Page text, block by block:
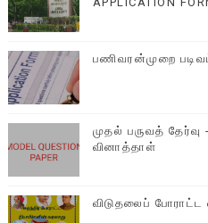
பணிவரன்முறை
முதல் பருவத் தேர்வு
வினாத்தாள்
விடுதலைப் போராட்ட